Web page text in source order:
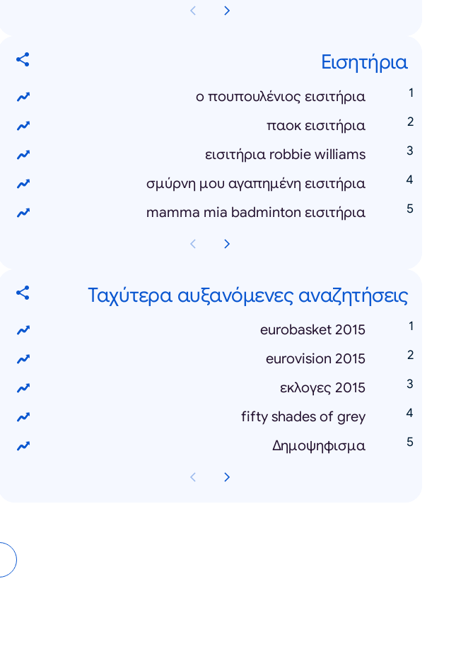
Εισητήρια
ο πουπουλένιος εισιτήρια
παοκ εισιτήρια
εισιτήρια robbie williams
σμύρνη μου αγαπημένη εισιτήρια
mamma mia badminton εισιτήρια
Ταχύτερα αυξανόμενες αναζητήσεις
eurobasket 2015
eurovision 2015
εκλογες 2015
fifty shades of grey
Δημοψηφισμα